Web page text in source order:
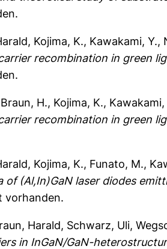
, Kojima, K., Kawakami, Y.,
recombination in green
Braun, H., Kojima, K., Kawakami,
recombination in green
, Kojima, K., Funato, M.,
of (Al,In)GaN laser diodes
vorhanden.
Harald, Schwarz, Uli,
in InGaN/GaN-